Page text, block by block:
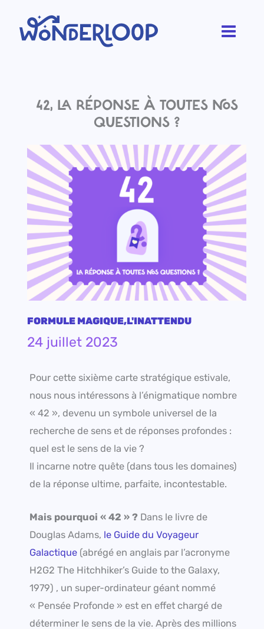
contenu
42, LA RÉPONSE À TOUTES NOS
QUESTIONS ?
FORMULE MAGIQUE,L'INATTENDU
24 juillet 2023
Pour cette sixième carte stratégique estivale,
nous nous intéressons à l’énigmatique nombre
« 42 », devenu un symbole universel de la
recherche de sens et de réponses profondes :
quel est le sens de la vie ?
Il incarne notre quête (dans tous les domaines)
de la réponse ultime, parfaite, incontestable.
Mais pourquoi « 42 » ? Dans le livre de
Douglas Adams, le Guide du Voyageur
Galactique (abrégé en anglais par l’acronyme
H2G2 The Hitchhiker’s Guide to the Galaxy,
1979) , un super-ordinateur géant nommé
« Pensée Profonde » est en effet chargé de
déterminer le sens de la vie. Après des millions